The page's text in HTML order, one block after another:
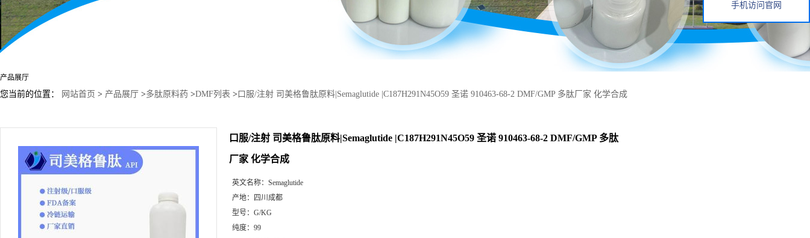
产品展厅
您当前的位置： 网站首页 > 产品展厅 >多肽原料药 >DMF列表 > 口服/注射 司美格鲁肽原料|Semaglutide |C187H291N45O59 圣诺 910463-68-2 DMF/GMP 多肽厂家 化学合成
口服/注射 司美格鲁肽原料|Semaglutide |C187H291N45O59 圣诺 910463-68-2 DMF/GMP 多肽
厂家 化学合成
英文名称： Semaglutide
产地：
四川成都
型号： G/KG
纯度： 99
手机访问官网